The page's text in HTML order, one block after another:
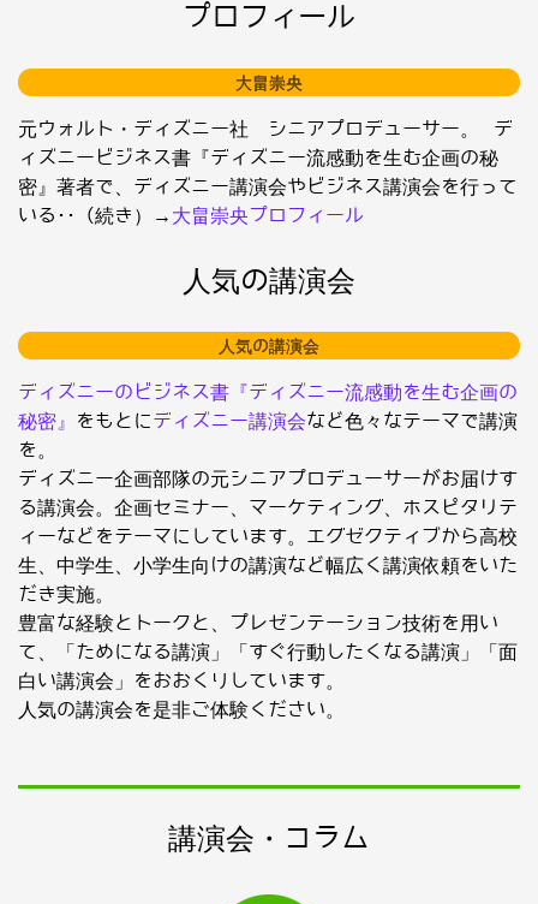
プロフィール
大畠崇央
元ウォルト・ディズニー社 シニアプロデューサー。 デ
ィズニービジネス書『ディズニー流感動を生む企画の秘
密』著者で、ディズニー講演会やビジネス講演会を行って
いる･･（続き）→ 大畠崇央プロフィール
人気の講演会
人気の講演会
ディズニーのビジネス書『ディズニー流感動を生む企画の
秘密』
をもとにディズニー講演会など色々なテーマで講演
を。
ディズニー企画部隊の元シニアプロデューサーがお届けす
る講演会。企画セミナー、マーケティング、ホスピタリテ
ィーなどをテーマにしています。エグゼクティブから高校
生、中学生、小学生向けの講演など幅広く講演依頼をいた
だき実施。
豊富な経験とトークと、プレゼンテーション技術を用い
て、「ためになる講演」「すぐ行動したくなる講演」「面
白い講演会」をおおくりしています。
人気の講演会を是非ご体験ください。
講演会・コラム